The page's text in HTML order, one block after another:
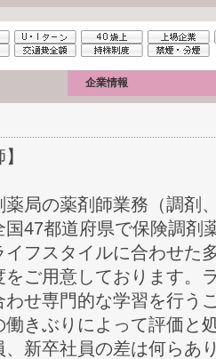
企業情報
薬局の薬剤師業務（調剤
国47都道府県で保険調剤
イフスタイルに合わせた
をご用意しております。
わせ専門的な学習を行う
働きぶりによって評価と
、新卒社員の差は何らあ